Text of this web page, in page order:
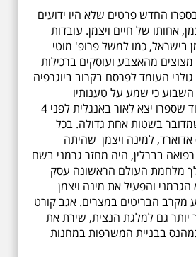
החדש פרטים שלא היו ידועים
אחותו של חיים ויצמן. עובדות
בישראל, כמו למשל פרופ' מוטי
מצוצים מהאצבע ועוסקים ברכילות
העומד לפרסם בקרוב ביוגרפיה
כי שמע על טענותיו
, עוד שספרו יצא לאור באנגלית לפני 4
בשטות אחת גדולה. בכל
, למינה ויצמן שהיתה
בברלין, היה מחזר גרמני בשם
מלחמת העולם הראשונה עסק
והפעיל את מינה ויצמן
מקרב הבריטים במצרים. אגב קורט
יותר גם למלגת הנצית, שירת את
בבניית המשרפות במחנות